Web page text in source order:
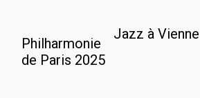
Philharmonie
de Paris 2025
Jazz à Vienne